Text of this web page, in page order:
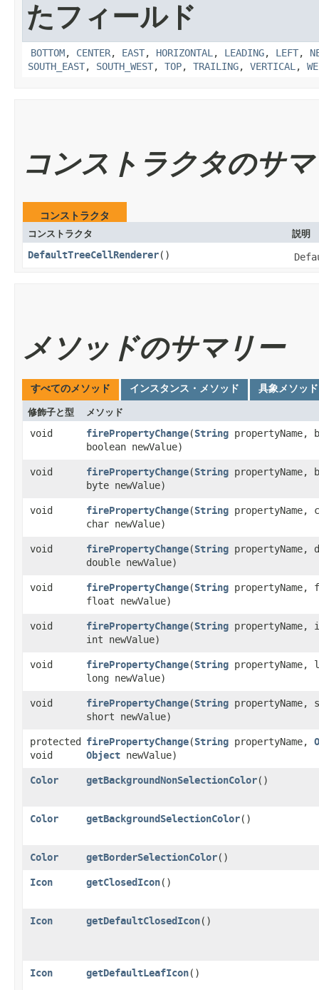
たフィールド
BOTTOM, CENTER, EAST, HORIZONTAL, LEADING, LEFT,
SOUTH_EAST, SOUTH_WEST, TOP, TRAILING, VERTICAL,
コンストラクタのサ
コンストラクタ
コンストラクタ 説明
DefaultTreeCellRenderer()
メソッドのサマリー
すべてのメソッド インスタンス・メソッド 具象メソッド
修飾子と型 メソッド
void firePropertyChange​(String propertyName,
boolean newValue)
void firePropertyChange​(String propertyName,
byte newValue)
void firePropertyChange​(String propertyName,
char newValue)
void firePropertyChange​(String propertyName,
double newValue)
void firePropertyChange​(String
float newValue)
void firePropertyChange​(String
int newValue)
void firePropertyChange​(String propertyName,
long newValue)
void firePropertyChange​(String propertyName,
short newValue)
protected
void
firePropertyChange​(String propertyName,
Object newValue)
Color getBackgroundNonSelectionColor()
Color getBackgroundSelectionColor()
Color getBorderSelectionColor()
Icon getClosedIcon()
Icon getDefaultClosedIcon()
Icon getDefaultLeafIcon()